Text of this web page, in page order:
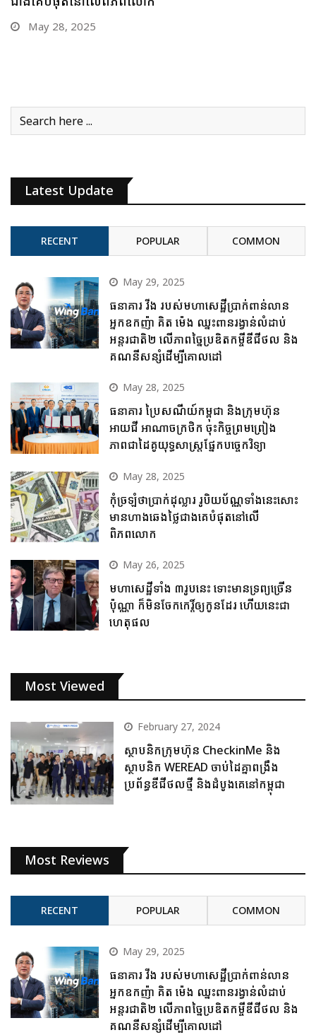
May 28, 2025
Latest Update
RECENT POPULAR COMMON
May 29, 2025
ធនាគារ វីង របស់មហាសេដ្ឋីប្រាក់ពាន់លាន
អ្នកឧកញ៉ា គិត ម៉េង ឈ្នះពានរង្វាន់លំដាប់
អន្តរជាតិ២ លើភាពច្នៃប្រឌិតកម្ចីឌីជីថល និង
គណនីសន្សំដើម្បីគោលដៅ
May 28, 2025
ធនាគារ ប្រៃសណីយ៍កម្ពុជា និងក្រុមហ៊ុន
អាយជី អាណាចក្រថិក ចុះកិច្ចព្រមព្រៀង
ភាពជាដៃគូយុទ្ធសាស្ត្រផ្នែកបច្ចេកវិទ្យា
May 28, 2025
កុំច្រឡំថាប្រាក់ដុល្លារ រូបិយប័ណ្ណទាំងនេះសោះ
មានហាងឆេងថ្លៃជាងគេបំផុតនៅលើ
ពិភពលោក
May 26, 2025
មហាសេដ្ឋីទាំង ៣រូបនេះ ទោះមានទ្រព្យច្រើន
ប៉ុណ្ណា ក៏មិនចែកកេរ្តិ៍ឲ្យកូនដែរ ហើយនេះជា
ហេតុផល
Most Viewed
February 27, 2024
ស្ថាបនិកក្រុមហ៊ុន CheckinMe និង
ស្ថាបនិក WEREAD ចាប់ដៃគ្នាពង្រឹង
ប្រព័ន្ធឌីជីថលថ្មី និងដំបូងគេនៅកម្ពុជា
Most Reviews
RECENT POPULAR COMMON
May 29, 2025
ធនាគារ វីង របស់មហាសេដ្ឋីប្រាក់ពាន់លាន
អ្នកឧកញ៉ា គិត ម៉េង ឈ្នះពានរង្វាន់លំដាប់
អន្តរជាតិ២ លើភាពច្នៃប្រឌិតកម្ចីឌីជីថល និង
គណនីសន្សំដើម្បីគោលដៅ